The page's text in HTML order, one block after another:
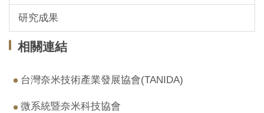
研究成果
相關連結
台灣奈米技術產業發展協會(TANIDA)
微系統暨奈米科技協會